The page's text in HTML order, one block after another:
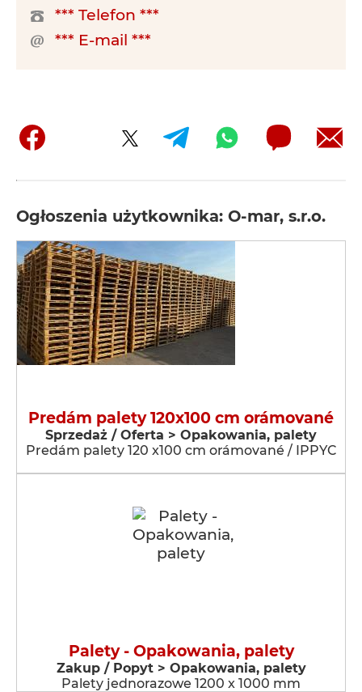
*** Telefon ***
*** E-mail ***
Ogłoszenia użytkownika: O-mar, s.r.o.
Predám palety 120x100 cm orámované
Sprzedaż / Oferta > Opakowania, palety
Predám palety 120 x100 cm orámované / IPPYC
Palety - Opakowania, palety
Zakup / Popyt > Opakowania, palety
Palety jednorazowe 1200 x 1000 mm